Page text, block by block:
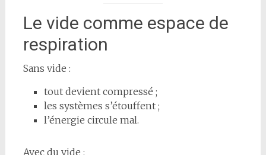
Le vide comme espace de
respiration
Sans vide :
tout devient compressé ;
les systèmes s’étouffent ;
l’énergie circule mal.
Avec du vide :